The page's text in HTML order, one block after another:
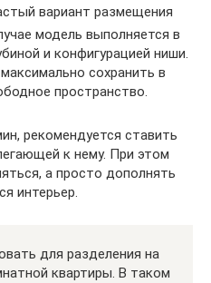
вариант размещения
модель выполняется в
и конфигурацией ниши.
сохранить в
пространство.
рекомендуется ставить
к нему. При этом
а просто дополнять
интерьер.
для разделения на
квартиры. В таком